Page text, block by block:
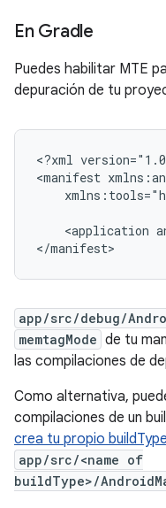
En Gradle
Puedes habilitar MTE
depuración de tu
<?xml
<manifest
<application
app/src/debug/
memtagMode de tu
las compilaciones de
Como alternativa,
compilaciones de un
crea tu propio buildType
app/src/<name of
buildType>/